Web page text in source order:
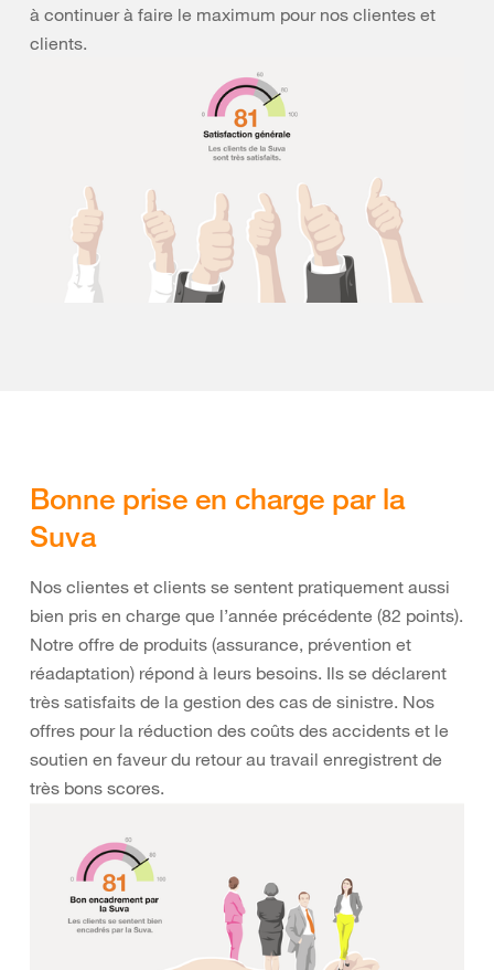
à continuer à faire le maximum pour nos clientes et
clients.
Bonne prise en charge par la
Suva
Nos clientes et clients se sentent pratiquement aussi
bien pris en charge que l’année précédente (82 points).
Notre offre de produits (assurance, prévention et
réadaptation) répond à leurs besoins. Ils se déclarent
très satisfaits de la gestion des cas de sinistre. Nos
offres pour la réduction des coûts des accidents et le
soutien en faveur du retour au travail enregistrent de
très bons scores.